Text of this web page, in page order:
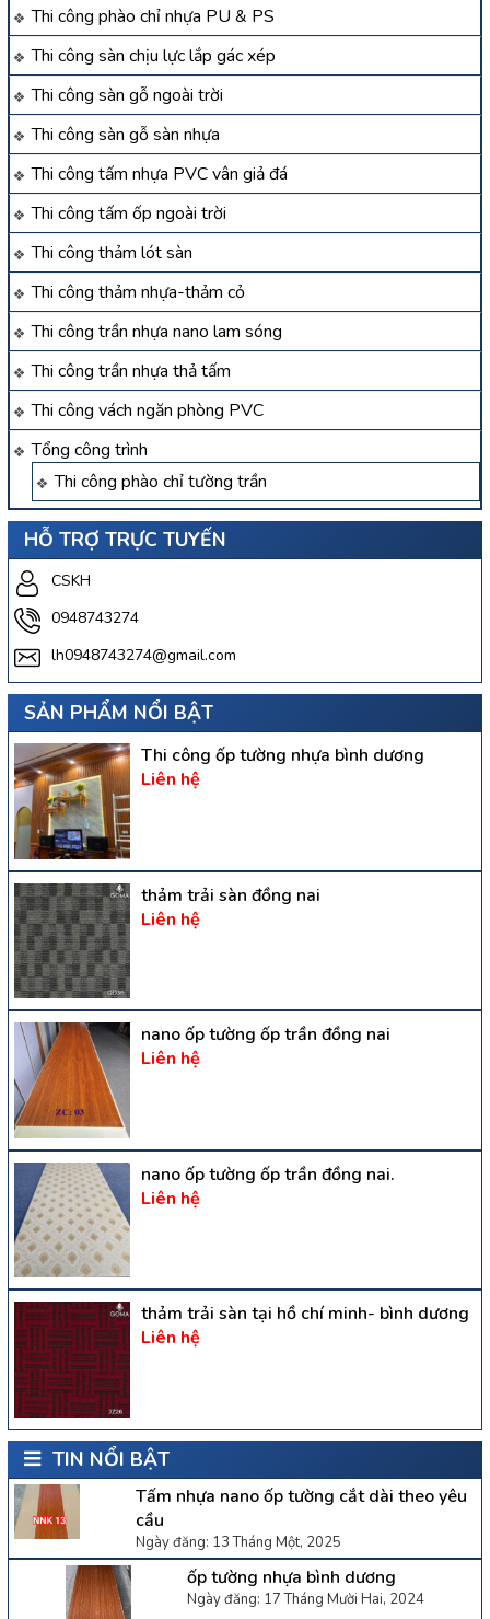
Thi công phào chỉ nhựa PU & PS
Thi công sàn chịu lực lắp gác xép
Thi công sàn gỗ ngoài trời
Thi công sàn gỗ sàn nhựa
Thi công tấm nhựa PVC vân giả đá
Thi công tấm ốp ngoài trời
Thi công thảm lót sàn
Thi công thảm nhựa-thảm cỏ
Thi công trần nhựa nano lam sóng
Thi công trần nhựa thả tấm
Thi công vách ngăn phòng PVC
Tổng công trình
Thi công phào chỉ tường trần
HỖ TRỢ TRỰC TUYẾN
CSKH
0948743274
lh0948743274@gmail.com
SẢN PHẨM NỔI BẬT
Thi công ốp tường nhựa bình dương
Liên hệ
thảm trải sàn đồng nai
Liên hệ
nano ốp tường ốp trần đồng nai
Liên hệ
nano ốp tường ốp trần đồng nai.
Liên hệ
thảm trải sàn tại hồ chí minh- bình dương
Liên hệ
TIN NỔI BẬT
Tấm nhựa nano ốp tường cắt dài theo yêu
cầu
Ngày đăng: 13 Tháng Một, 2025
ốp tường nhựa bình dương
Ngày đăng: 17 Tháng Mười Hai, 2024